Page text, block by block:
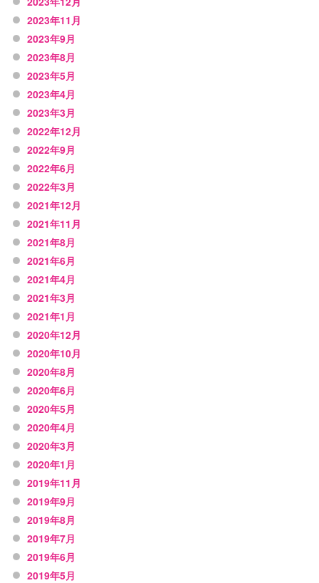
2023年11月
2023年9月
2023年8月
2023年5月
2023年4月
2023年3月
2022年12月
2022年9月
2022年6月
2022年3月
2021年12月
2021年11月
2021年8月
2021年6月
2021年4月
2021年3月
2021年1月
2020年12月
2020年10月
2020年8月
2020年6月
2020年5月
2020年4月
2020年3月
2020年1月
2019年11月
2019年9月
2019年8月
2019年7月
2019年6月
2019年5月